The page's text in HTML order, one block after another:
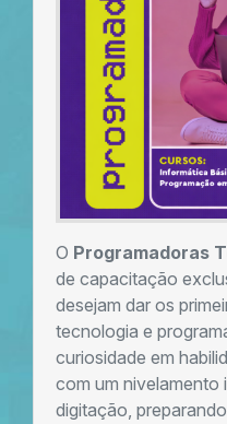
O Programadoras
de capacitação
desejam dar os
tecnologia e
curiosidade em
com um nivelamento
digitação,